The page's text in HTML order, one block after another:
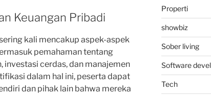
Keuangan Pribadi
kali mencakup aspek-aspek
pemahaman tentang
investasi cerdas, dan manajemen
dalam hal ini, peserta dapat
dan pihak lain bahwa mereka
Properti
showbiz
Sober living
Software
Tech